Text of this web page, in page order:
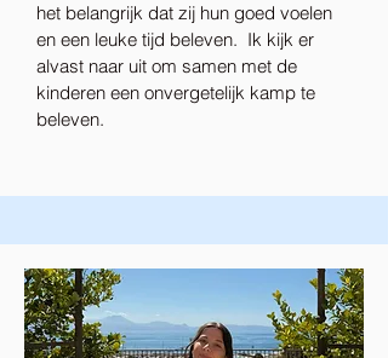
het belangrijk dat zij hun goed voelen
en een leuke tijd beleven. Ik kijk er
alvast naar uit om samen met de
kinderen een onvergetelijk kamp te
beleven.